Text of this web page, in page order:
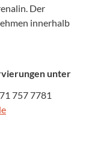
Der
innerhalb
unter
757 7781